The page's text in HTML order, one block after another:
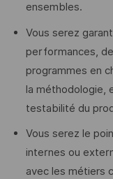
ensembles.
Vous serez
performances,
programmes en
la méthodologie,
testabilité du
Vous serez le
internes ou
avec les métiers